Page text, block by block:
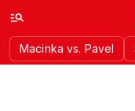
Macinka vs. Pavel